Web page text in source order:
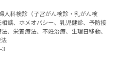
人科検診（子宮がん検診・乳がん検
談、ホメオパシー、乳児健診、予防接
、栄養療法、不妊治療、生理日移動、
3